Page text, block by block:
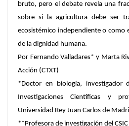
bruto, pero el debate revela una
sobre si la agricultura debe ser
ecosistémico independiente o como
de la dignidad humana.
Por Fernando Valladares* y Marta
Acción (CTXT)
*Doctor en biología, investigador
Investigaciones Científicas y
Universidad Rey Juan Carlos de
**Profesora de investigación del CSIC